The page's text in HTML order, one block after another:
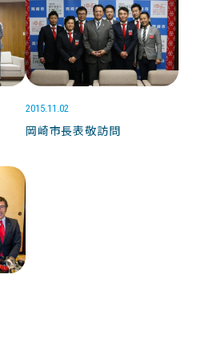
2015.11.02
岡崎市長表敬訪問